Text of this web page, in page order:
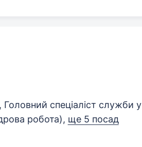
спеціаліст служби у
робота), ще 5 посад